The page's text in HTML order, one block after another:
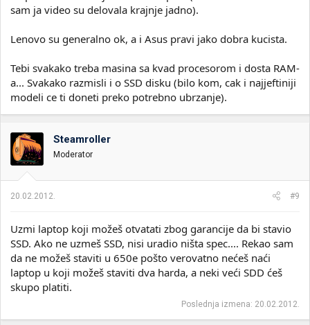
sam ja video su delovala krajnje jadno).
Lenovo su generalno ok, a i Asus pravi jako dobra kucista.
Tebi svakako treba masina sa kvad procesorom i dosta RAM-
a... Svakako razmisli i o SSD disku (bilo kom, cak i najjeftiniji
modeli ce ti doneti preko potrebno ubrzanje).
Steamroller
Moderator
20.02.2012. #9
Uzmi laptop koji možeš otvatati zbog garancije da bi stavio
SSD. Ako ne uzmeš SSD, nisi uradio ništa spec.... Rekao sam
da ne možeš staviti u 650e pošto verovatno nećeš naći
laptop u koji možeš staviti dva harda, a neki veći SDD ćeš
skupo platiti.
Poslednja izmena: 20.02.2012.